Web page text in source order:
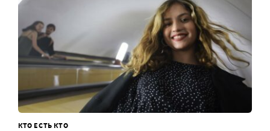
КТО ЕСТЬ КТО